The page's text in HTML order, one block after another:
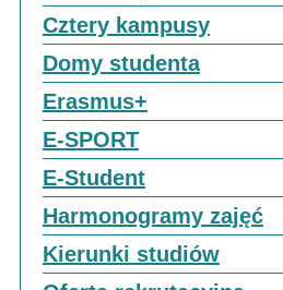
Cztery kampusy
Domy studenta
Erasmus+
E-SPORT
E-Student
Harmonogramy zajęć
Kierunki studiów